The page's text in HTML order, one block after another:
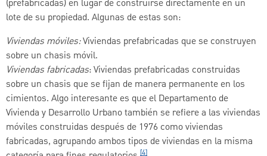
(prefabricadas) en lugar de construirse directamente en un
lote de su propiedad. Algunas de estas son:
Viviendas móviles:Viviendas prefabricadas que se construyen
sobre un chasis móvil.
Viviendas fabricadas: Viviendas prefabricadas construidas
sobre un chasis que se fijan de manera permanente en los
cimientos. Algo interesante es que el Departamento de
Vivienda y Desarrollo Urbano también se refiere a las viviendas
móviles construidas después de 1976 como viviendas
fabricadas, agrupando ambos tipos de viviendas en la misma
[4]